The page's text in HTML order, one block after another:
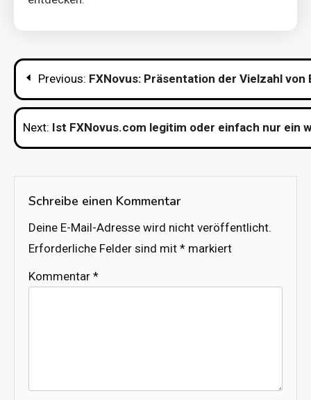
Beitragsnavigation
Previous: FXNovus: Präsentation der Vielzahl
Next: Ist FXNovus.com legitim oder einfach nur ein
Schreibe einen Kommentar
Deine E-Mail-Adresse wird nicht veröffentlicht.
Erforderliche Felder sind mit * markiert
Kommentar *